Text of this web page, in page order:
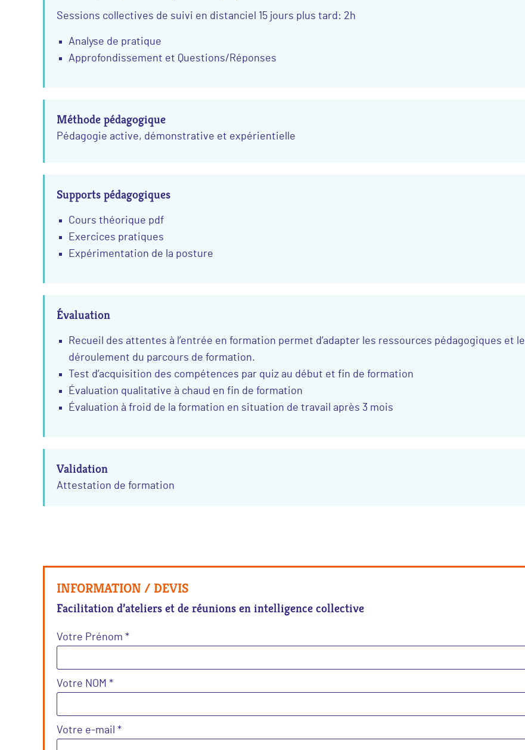
Sessions collectives de suivi en distanciel 15 jours plus tard: 2h
Analyse de pratique
Approfondissement et Questions/Réponses
Méthode pédagogique
Pédagogie active, démonstrative et expérientielle
Supports pédagogiques
Cours théorique pdf
Exercices pratiques
Expérimentation de la posture
Évaluation
Recueil des attentes à l’entrée en formation permet d’adapter les ressources pédagogiques et le
déroulement du parcours de formation.
Test d’acquisition des compétences par quiz au début et fin de formation
Évaluation qualitative à chaud en fin de formation
Évaluation à froid de la formation en situation de travail après 3 mois
Validation
Attestation de formation
INFORMATION / DEVIS
Facilitation d’ateliers et de réunions en intelligence collective
Votre Prénom *
Votre NOM *
Votre e-mail *